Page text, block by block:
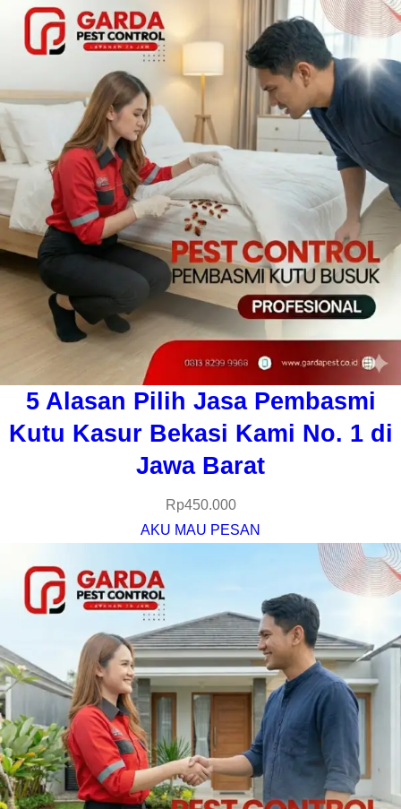
5 Alasan Pilih Jasa Pembasmi
Kutu Kasur Bekasi Kami No. 1 di
Jawa Barat
Rp450.000
AKU MAU PESAN